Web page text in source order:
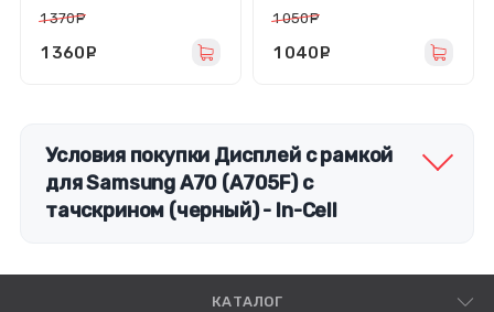
In-Cell
1 370
1 360
1 050
1 040
Условия покупки Дисплей с рамкой
для Samsung A70 (A705F) с
тачскрином (черный) - In-Cell
КАТАЛОГ